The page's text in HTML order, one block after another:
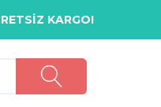
KARGO!